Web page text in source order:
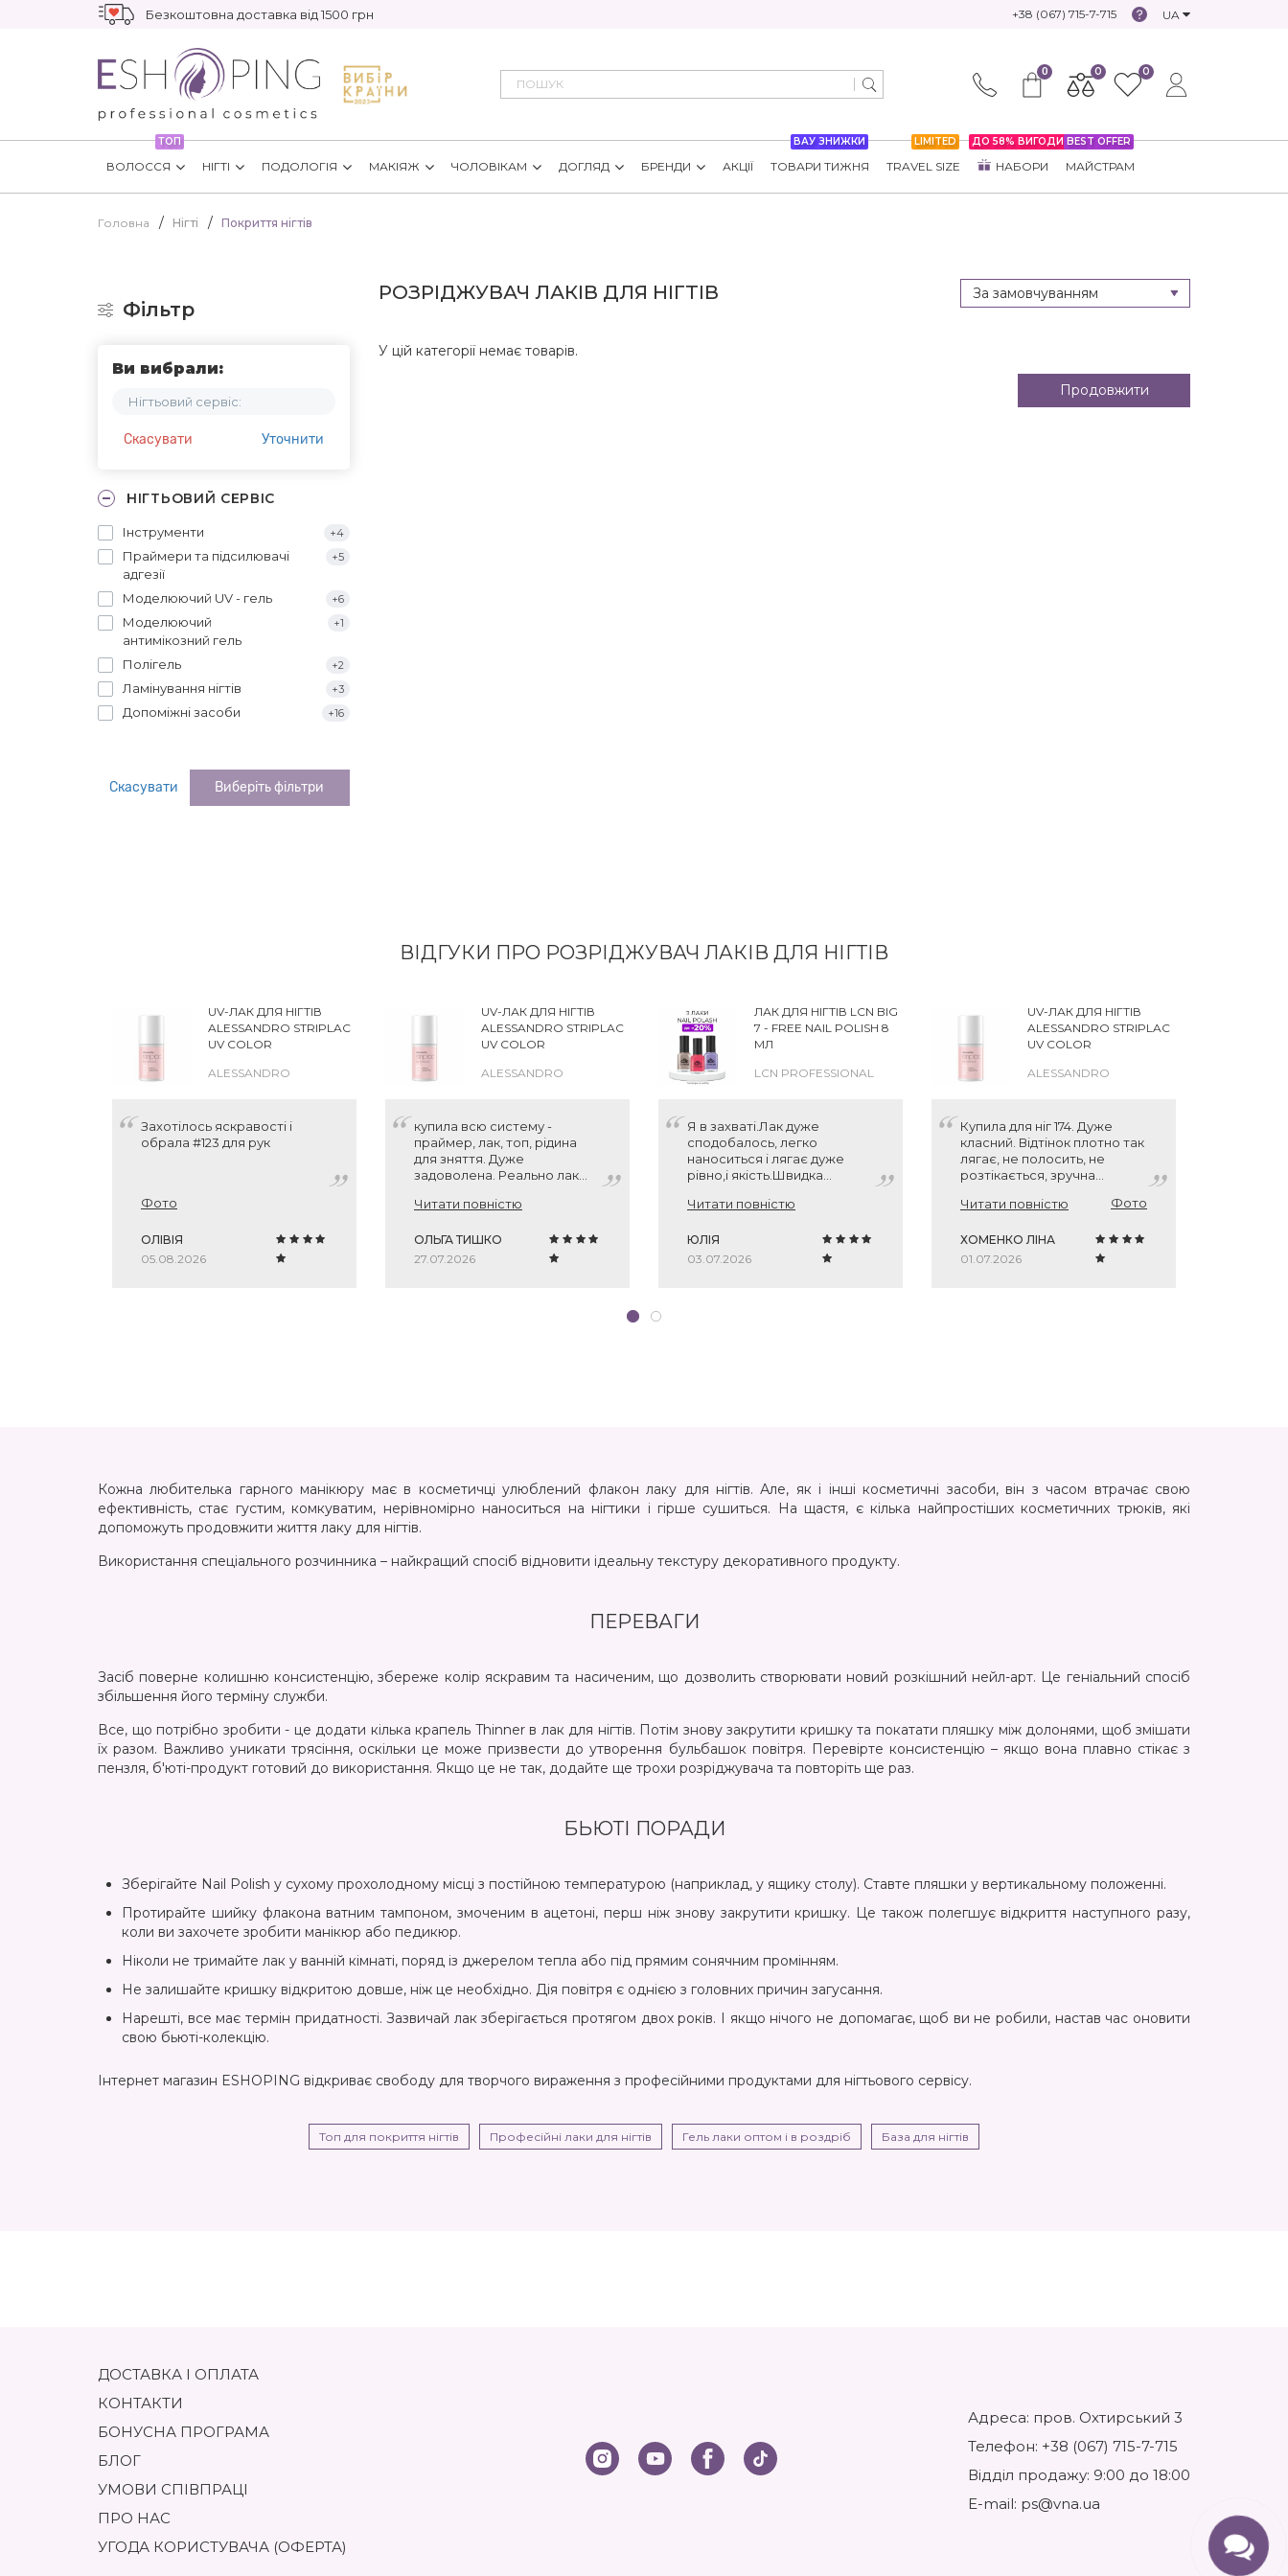
Безкоштовна доставка від 1500 грн +38 (067) 715-7-715 UA
0 0 0
ТОП
ВОЛОССЯ НІГТІ ПОДОЛОГІЯ МАКІЯЖ ЧОЛОВІКАМ ДОГЛЯД БРЕНДИ АКЦІЇ
ВАУ ЗНИЖКИ
ТОВАРИ ТИЖНЯ
LIMITED
TRAVEL SIZE
ДО 58% ВИГОДИ
НАБОРИ
BEST OFFER
МАЙСТРАМ
Головна Нігті Покриття нігтів
Фільтр
Ви вибрали:
Нігтьовий сервіс:
Скасувати Уточнити
НІГТЬОВИЙ СЕРВІС
Інструменти +4
Праймери та підсилювачі
адгезії
+5
Моделюючий UV - гель +6
Моделюючий
антимікозний гель
+1
Полігель +2
Ламінування нігтів +3
Допоміжні засоби +16
Скасувати Виберіть фільтри
РОЗРІДЖУВАЧ ЛАКІВ ДЛЯ НІГТІВ
У цій категорії немає товарів.
Продовжити
ВІДГУКИ ПРО РОЗРІДЖУВАЧ ЛАКІВ ДЛЯ НІГТІВ
UV-ЛАК ДЛЯ НІГТІВ
ALESSANDRO STRIPLAC
UV COLOR
ALESSANDRO
Захотілось яскравості і
обрала #123 для рук
Фото
ОЛІВІЯ
05.08.2026
UV-ЛАК ДЛЯ НІГТІВ
ALESSANDRO STRIPLAC
UV COLOR
ALESSANDRO
купила всю систему -
праймер, лак, топ, рідина
для зняття. Дуже
задоволена. Реально лак
ніготь "як новенький" без
звичайного гель-лаку.
Відтінок червоний 174, як я
Читати повністю
ОЛЬГА ТИШКО
27.07.2026
ЛАК ДЛЯ НІГТІВ LCN BIG
7 - FREE NAIL POLISH 8
МЛ
LCN PROFESSIONAL
Я в захваті.Лак дуже
сподобалось, легко
наноситься і лягає дуже
рівно,і якість.Швидка
Читати повністю
ЮЛІЯ
03.07.2026
UV-ЛАК ДЛЯ НІГТІВ
ALESSANDRO STRIPLAC
UV COLOR
ALESSANDRO
Купила для ніг 174. Дуже
класний. Відтінок плотно так
лягає, не полосить, не
розтікається, зручна
Читати повністю
Фото
ХОМЕНКО ЛІНА
01.07.2026
Кожна любителька гарного манікюру має в косметичці улюблений флакон лаку для нігтів. Але, як і інші косметичні засоби, він з часом втрачає свою
ефективність, стає густим, комкуватим, нерівномірно наноситься на нігтики і гірше сушиться. На щастя, є кілька найпростіших косметичних трюків, які
допоможуть продовжити життя лаку для нігтів.
Використання спеціального розчинника – найкращий спосіб відновити ідеальну текстуру декоративного продукту.
ПЕРЕВАГИ
Засіб поверне колишню консистенцію, збереже колір яскравим та насиченим, що дозволить створювати новий розкішний нейл-арт. Це геніальний спосіб
збільшення його терміну служби.
Все, що потрібно зробити - це додати кілька крапель Thinner в лак для нігтів. Потім знову закрутити кришку та покатати пляшку між долонями, щоб змішати
їх разом. Важливо уникати трясіння, оскільки це може призвести до утворення бульбашок повітря. Перевірте консистенцію – якщо вона плавно стікає з
пензля, б'юті-продукт готовий до використання. Якщо це не так, додайте ще трохи розріджувача та повторіть ще раз.
БЬЮТІ ПОРАДИ
Зберігайте Nail Polish у сухому прохолодному місці з постійною температурою (наприклад, у ящику столу). Ставте пляшки у вертикальному положенні.
Протирайте шийку флакона ватним тампоном, змоченим в ацетоні, перш ніж знову закрутити кришку. Це також полегшує відкриття наступного разу,
коли ви захочете зробити манікюр або педикюр.
Ніколи не тримайте лак у ванній кімнаті, поряд із джерелом тепла або під прямим сонячним промінням.
Не залишайте кришку відкритою довше, ніж це необхідно. Дія повітря є однією з головних причин загусання.
Нарешті, все має термін придатності. Зазвичай лак зберігається протягом двох років. І якщо нічого не допомагає, щоб ви не робили, настав час оновити
свою бьюті-колекцію.
Інтернет магазин ESHOPING відкриває свободу для творчого вираження з професійними продуктами для нігтьового сервісу.
Топ для покриття нігтів Професійні лаки для нігтів Гель лаки оптом і в роздріб База для нігтів
ДОСТАВКА І ОПЛАТА
КОНТАКТИ
БОНУСНА ПРОГРАМА
БЛОГ
УМОВИ СПІВПРАЦІ
ПРО НАС
УГОДА КОРИСТУВАЧА (ОФЕРТА)
Адреса: пров. Охтирський 3
Телефон: +38 (067) 715-7-715
Відділ продажу: 9:00 до 18:00
E-mail: ps@vna.ua